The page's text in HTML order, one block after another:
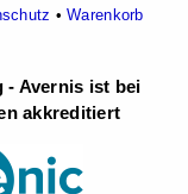
•Warenkorb
- Avernis ist bei
akkreditiert